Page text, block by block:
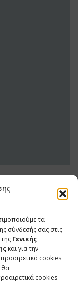
τα
σύνδεσής σας στις
Γενικής
και για την
cookies
θα
cookies